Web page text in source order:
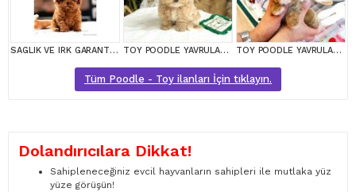
SAGLIK VE IRK GARANTILI TOY POODLE YAVRULARIM TOY POODLE YAVRULARIM TOY POODLE YAVRULARIM
Tüm Poodle - Toy ilanları İçin tıklayın.
Dolandırıcılara Dikkat!
Sahipleneceğiniz evcil hayvanların sahipleri ile mutlaka yüz
yüze görüşün!